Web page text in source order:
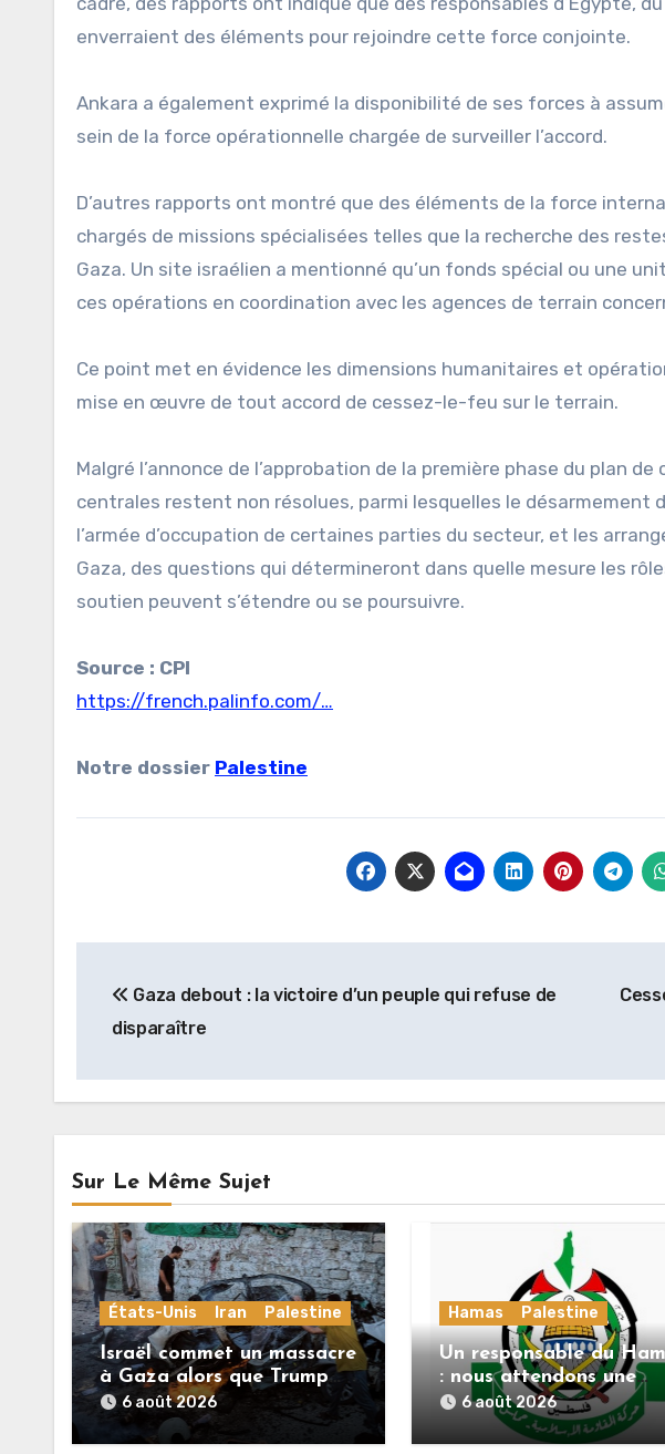
enverraient des éléments pour rejoindre cette force conjointe.
Ankara a également exprimé la disponibilité de ses forces à
sein de la force opérationnelle chargée de surveiller l’accord.
D’autres rapports ont montré que des éléments de la force
chargés de missions spécialisées telles que la recherche des
Gaza. Un site israélien a mentionné qu’un fonds spécial ou une
ces opérations en coordination avec les agences de terrain
Ce point met en évidence les dimensions humanitaires et
mise en œuvre de tout accord de cessez-le-feu sur le terrain.
Malgré l’annonce de l’approbation de la première phase du plan
centrales restent non résolues, parmi lesquelles le désarmement
l’armée d’occupation de certaines parties du secteur, et les
Gaza, des questions qui détermineront dans quelle mesure les
soutien peuvent s’étendre ou se poursuivre.
Source : CPI
https://french.palinfo.com/…
Notre dossier Palestine
de
Gaza debout : la victoire d’un peuple qui refuse de
disparaître
Sur Le Même Sujet
États-Unis Iran Palestine
Israël commet un massacre
à Gaza alors que Trump
menace l’Iran de
«décapitation»
6 août 2026
Hamas Palestine
Un responsable du
: nous attendons une
réponse officielle de
Mladenov concernant la
feuille de route de la
6 août 2026